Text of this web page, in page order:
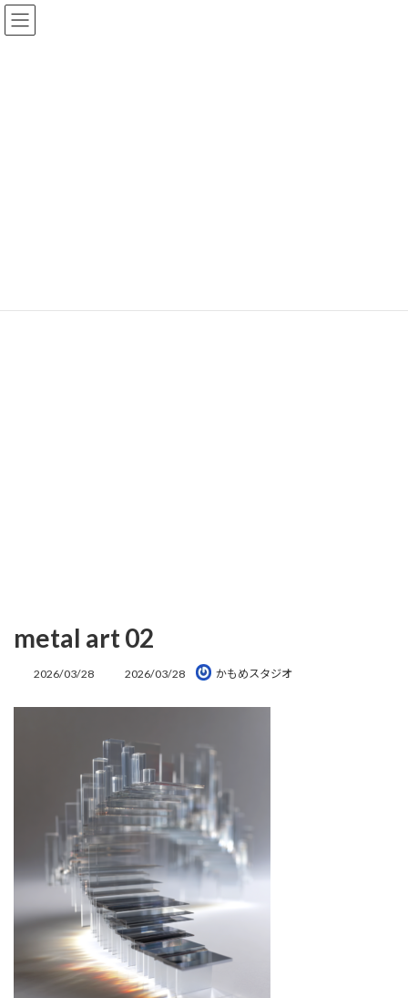
コ
ン
ナ
ビ
metal art 02
2026/03/28
最
時
2026/03/28 かもめスタジオ